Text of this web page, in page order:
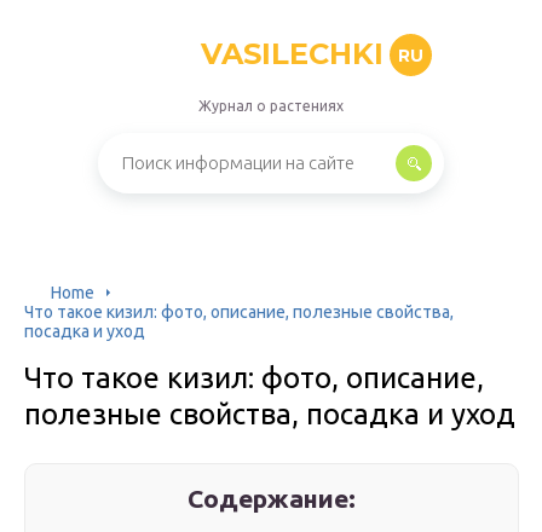
VASILECHKI RU
Журнал о растениях
Home
Что такое кизил: фото, описание, полезные свойства,
посадка и уход
Что такое кизил: фото, описание,
полезные свойства, посадка и уход
Содержание: